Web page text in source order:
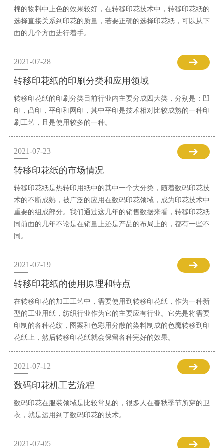
棉的物料中上色的效果较好，在转移印花技术中，转移印花纸的
选择直接关系到印花的质量，若要正确的选择印花纸，可以从下
面的几个方面进行着手。
2021-07-28
转移印花纸的印刷分类和应用领域
转移印花纸的印刷分类目前行业内主要分成四大类，分别是：凹
印，凸印，平印和网印，其中平印是技术相对比较成熟的一种印
刷工艺，且是使用较多的一种。
2021-07-23
转移印花纸的市场情况
转移印花纸是热转印用纸中的其中一个大分类，随着数码印花技
术的不断成熟，被广泛的应用在数码印花领域，成为印花技术中
重要的组成部分。我们通过这几年的销售数据来看，转移印花纸
同前面的几年不论是在销量上还是产品的布局上的，都有一些不
同。
2021-07-19
转移印花纸的使用原理和特点
在转移印花的加工工艺中，需要使用到转移印花纸，作为一种新
型的工业用纸，纺织行业作为它的主要应有行业。它先是将需要
印制的各种花纹，图案和色彩用分散的染料制成的色魔转移到印
花纸上，然后转移印花纸就会保留各种完好的效果。
2021-07-12
数码印花机工艺流程
数码印花在服装领域是比较常见的，很多人在春秋季节所穿的卫
衣，就是运用到了数码印花的技术。
2021-07-05